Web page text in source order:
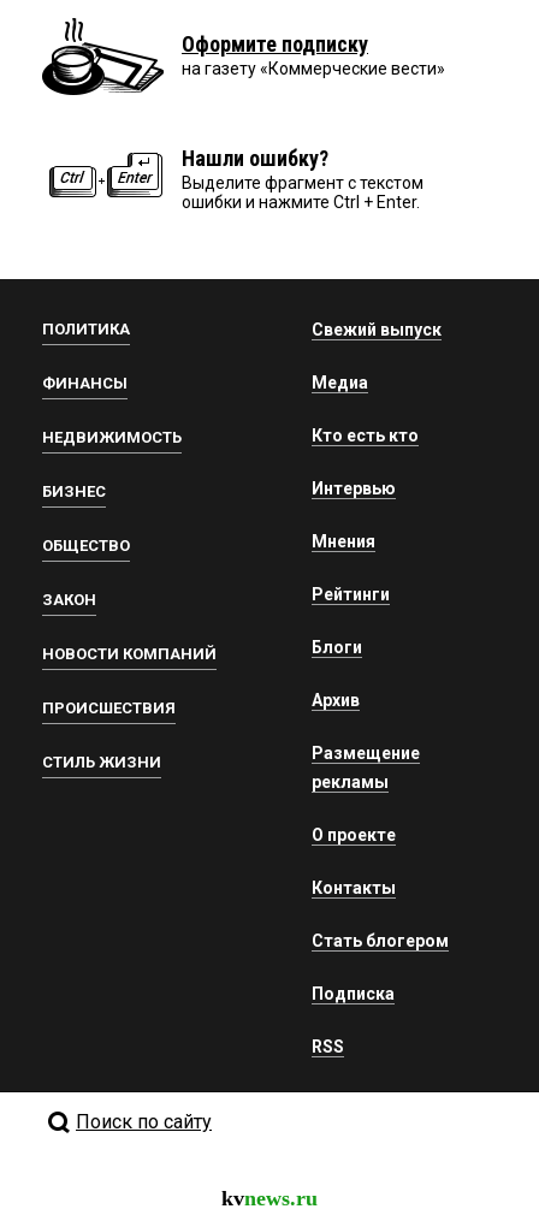
Оформите подписку
на газету «Коммерческие вести»
Нашли ошибку?
Выделите фрагмент с текстом
ошибки и нажмите Ctrl + Enter.
ПОЛИТИКА
ФИНАНСЫ
НЕДВИЖИМОСТЬ
БИЗНЕС
ОБЩЕСТВО
ЗАКОН
НОВОСТИ КОМПАНИЙ
ПРОИСШЕСТВИЯ
СТИЛЬ ЖИЗНИ
Свежий выпуск
Медиа
Кто есть кто
Интервью
Мнения
Рейтинги
Блоги
Архив
Размещение
рекламы
О проекте
Контакты
Стать блогером
Подписка
RSS
Поиск по сайту
kvnews.ru